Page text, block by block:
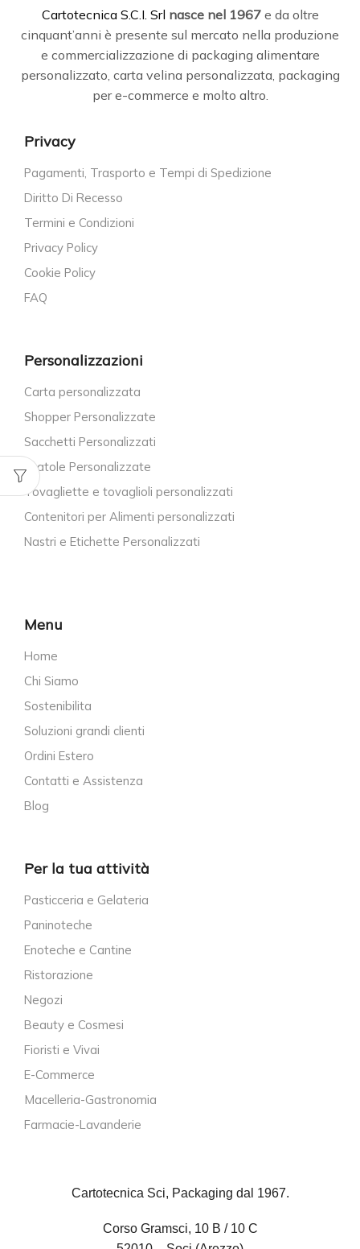
Cartotecnica S.C.I. Srl nasce nel 1967e da oltre
cinquant’anni è presente sul mercato nella produzione
e commercializzazione di packaging alimentare
personalizzato, carta velina personalizzata, packaging
per e-commerce e molto altro.
Privacy
Pagamenti, Trasporto e Tempi di Spedizione
Diritto Di Recesso
Termini e Condizioni
Privacy Policy
Cookie Policy
FAQ
Personalizzazioni
Carta personalizzata
Shopper Personalizzate
Sacchetti Personalizzati
Scatole Personalizzate
Tovagliette e tovaglioli personalizzati
Contenitori per Alimenti personalizzati
Nastri e Etichette Personalizzati
Menu
Home
Chi Siamo
Sostenibilita
Soluzioni grandi clienti
Ordini Estero
Contatti e Assistenza
Blog
Per la tua attività
Pasticceria e Gelateria
Paninoteche
Enoteche e Cantine
Ristorazione
Negozi
Beauty e Cosmesi
Fioristi e Vivai
E-Commerce
Macelleria-Gastronomia
Farmacie-Lavanderie
Cartotecnica Sci, Packaging dal 1967.
Corso Gramsci, 10 B / 10 C